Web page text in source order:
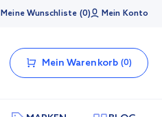
Meine Wunschliste 0 Mein Konto
Mein Warenkorb 0